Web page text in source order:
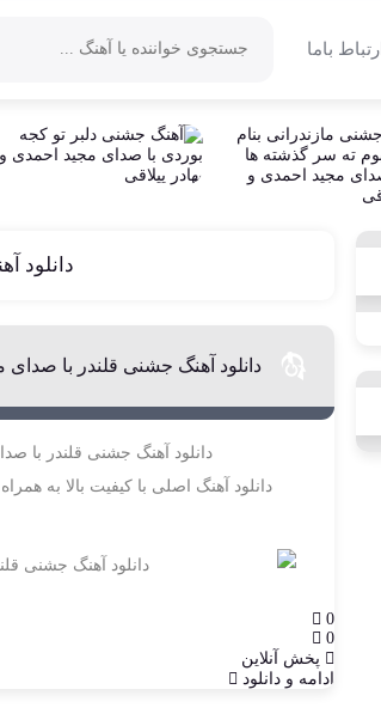
ارتباط باما
دانلود
دانلود آهنگ جشنی قلندر با
دانلود آهنگ جشنی قلندر با
دانلود آهنگ اصلی با کیفیت بالا به
0
0
پخش آنلاین
ادامه و دانلود